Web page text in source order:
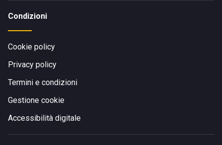
Condizioni
Cookie policy
Privacy policy
Termini e condizioni
Gestione cookie
Accessibilità digitale